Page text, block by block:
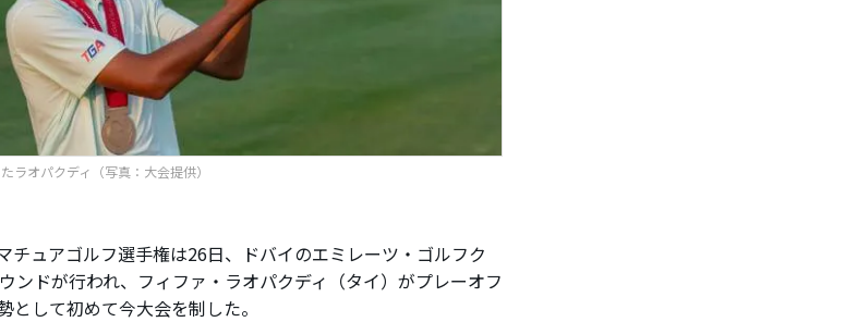
ラオパクディ（写真：大会提供）
チュアゴルフ選手権は26日、ドバイのエミレーツ・ゴルフク
ンドが行われ、フィファ・ラオパクディ（タイ）がプレーオフ
として初めて今大会を制した。